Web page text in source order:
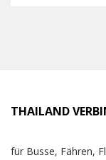
THAILAND
für Busse, Fähren,